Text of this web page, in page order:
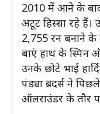
2010 में आने के
अटूट हिस्सा रहे हैं।
2,755 रन बनाने के
बाएं हाथ के स्पिन
उनके छोटे भाई
पंड्या ब्रदर्स ने
ऑलराउंडर के तौर